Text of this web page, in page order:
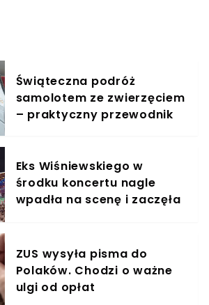
Świąteczna podróż
samolotem ze zwierzęciem
– praktyczny przewodnik
Eks Wiśniewskiego w
środku koncertu nagle
wpadła na scenę i zaczęła
ZUS wysyła pisma do
Polaków. Chodzi o ważne
ulgi od opłat